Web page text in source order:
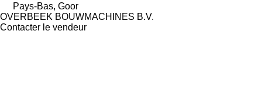
Pays-Bas, Goor
OVERBEEK BOUWMACHINES B.V.
Contacter le vendeur